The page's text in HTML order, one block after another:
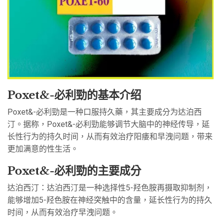
Poxet&-必利勁的基本介绍
Poxet&-必利勁是一种口服持久藥，其主要成分为达泊西
汀。据称，Poxet&-必利勁能够调节大脑中的神经传导，延
长性行为的持久时间，从而有效治疗阳痿和早洩问题，带来
更加满意的性生活。
Poxet&-必利勁的主要成分
达泊西汀：达泊西汀是一种选择性5-羟色胺再摄取抑制剂，
能够增加5-羟色胺在神经突触中的含量，延长性行为的持久
时间，从而有效治疗早洩问题。